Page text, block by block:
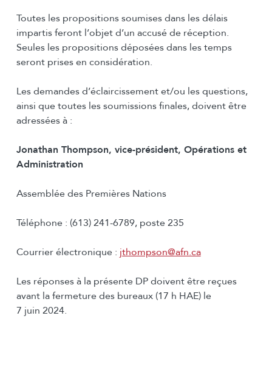
Toutes les propositions soumises dans les délais
impartis feront l’objet d’un accusé de réception.
Seules les propositions déposées dans les temps
seront prises en considération.
Les demandes d’éclaircissement et/ou les questions,
ainsi que toutes les soumissions finales, doivent être
adressées à :
Jonathan Thompson, vice-président, Opérations et
Administration
Assemblée des Premières Nations
Téléphone : (613) 241-6789, poste 235
Courrier électronique : jthompson@afn.ca
Les réponses à la présente DP doivent être reçues
avant la fermeture des bureaux (17 h HAE) le
7 juin 2024.